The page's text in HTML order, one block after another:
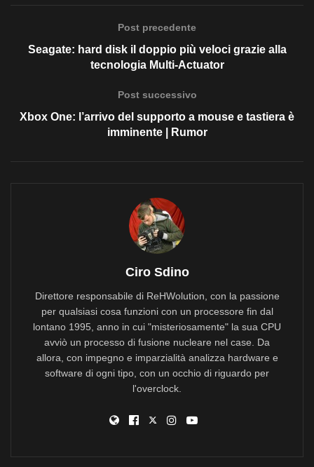
Post precedente
Seagate: hard disk il doppio più veloci grazie alla
tecnologia Multi-Actuator
Post successivo
Xbox One: l’arrivo del supporto a mouse e tastiera è
imminente | Rumor
Ciro Sdino
Direttore responsabile di ReHWolution, con la passione
per qualsiasi cosa funzioni con un processore fin dal
lontano 1995, anno in cui "misteriosamente" la sua CPU
avviò un processo di fusione nucleare nel case. Da
allora, con impegno e imparzialità analizza hardware e
software di ogni tipo, con un occhio di riguardo per
l'overclock.